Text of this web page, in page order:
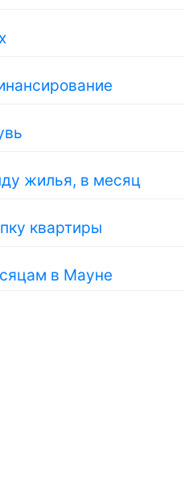
жилья, в месяц
квартиры
в Мауне